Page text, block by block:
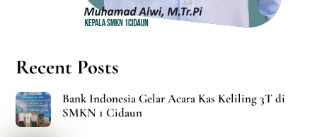
Recent Posts
Bank Indonesia Gelar Acara Kas Keliling 3T di
SMKN 1 Cidaun